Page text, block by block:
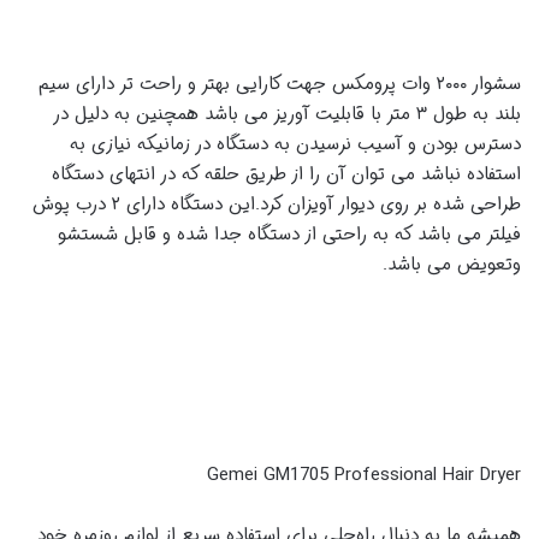
سشوار ۲۰۰۰ وات پرومکس جهت کارایی بهتر و راحت تر دارای سیم
بلند به طول ۳ متر با قابلیت آوریز می باشد همچنین به دلیل در
دسترس بودن و آسیب نرسیدن به دستگاه در زمانیکه نیازی به
استفاده نباشد می توان آن را از طریق حلقه که در انتهای دستگاه
طراحی شده بر روی دیوار آویزان کرد.این دستگاه دارای ۲ درب پوش
فیلتر می باشد که به راحتی از دستگاه جدا شده و قابل شستشو
وتعویض می باشد.
Gemei GM1705 Professional Hair Dryer